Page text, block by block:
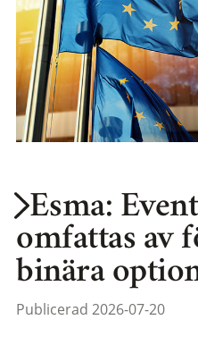
Esma:
omfattas av
binära
Publicerad 2026-07-20